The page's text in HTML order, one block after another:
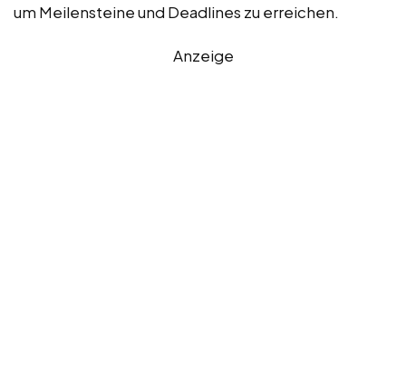
um Meilensteine und Deadlines zu erreichen.
Anzeige